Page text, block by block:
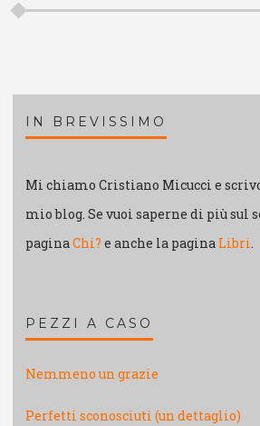
IN BREVISSIMO
Mi chiamo Cristiano Micucci e scrivo
mio blog. Se vuoi saperne di più sul
paginaChi? e anche la pagina Libri.
PEZZI A CASO
Nemmeno un grazie
Perfetti sconosciuti (un dettaglio)